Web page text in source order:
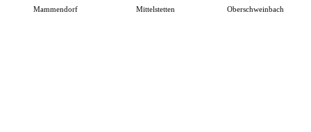
Mammendorf Mittelstetten Oberschweinbach